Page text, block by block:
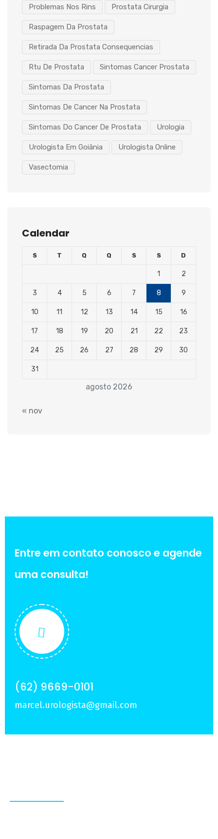
Problemas Nos Rins Prostata Cirurgia
Raspagem Da Prostata
Retirada Da Prostata Consequencias
Rtu De Prostata Sintomas Cancer Prostata
Sintomas Da Prostata
Sintomas De Cancer Na Prostata
Sintomas Do Cancer De Prostata Urologia
Urologista Em Goiânia Urologista Online
Vasectomia
Calendar
agosto 2026
S T Q Q S S D
1 2
3 4 5 6 7 8 9
10 11 12 13 14 15 16
17 18 19 20 21 22 23
24 25 26 27 28 29 30
31
« nov
Entre em contato conosco e agende
uma consulta!
(62) 9669-0101
marcel.urologista@gmail.com